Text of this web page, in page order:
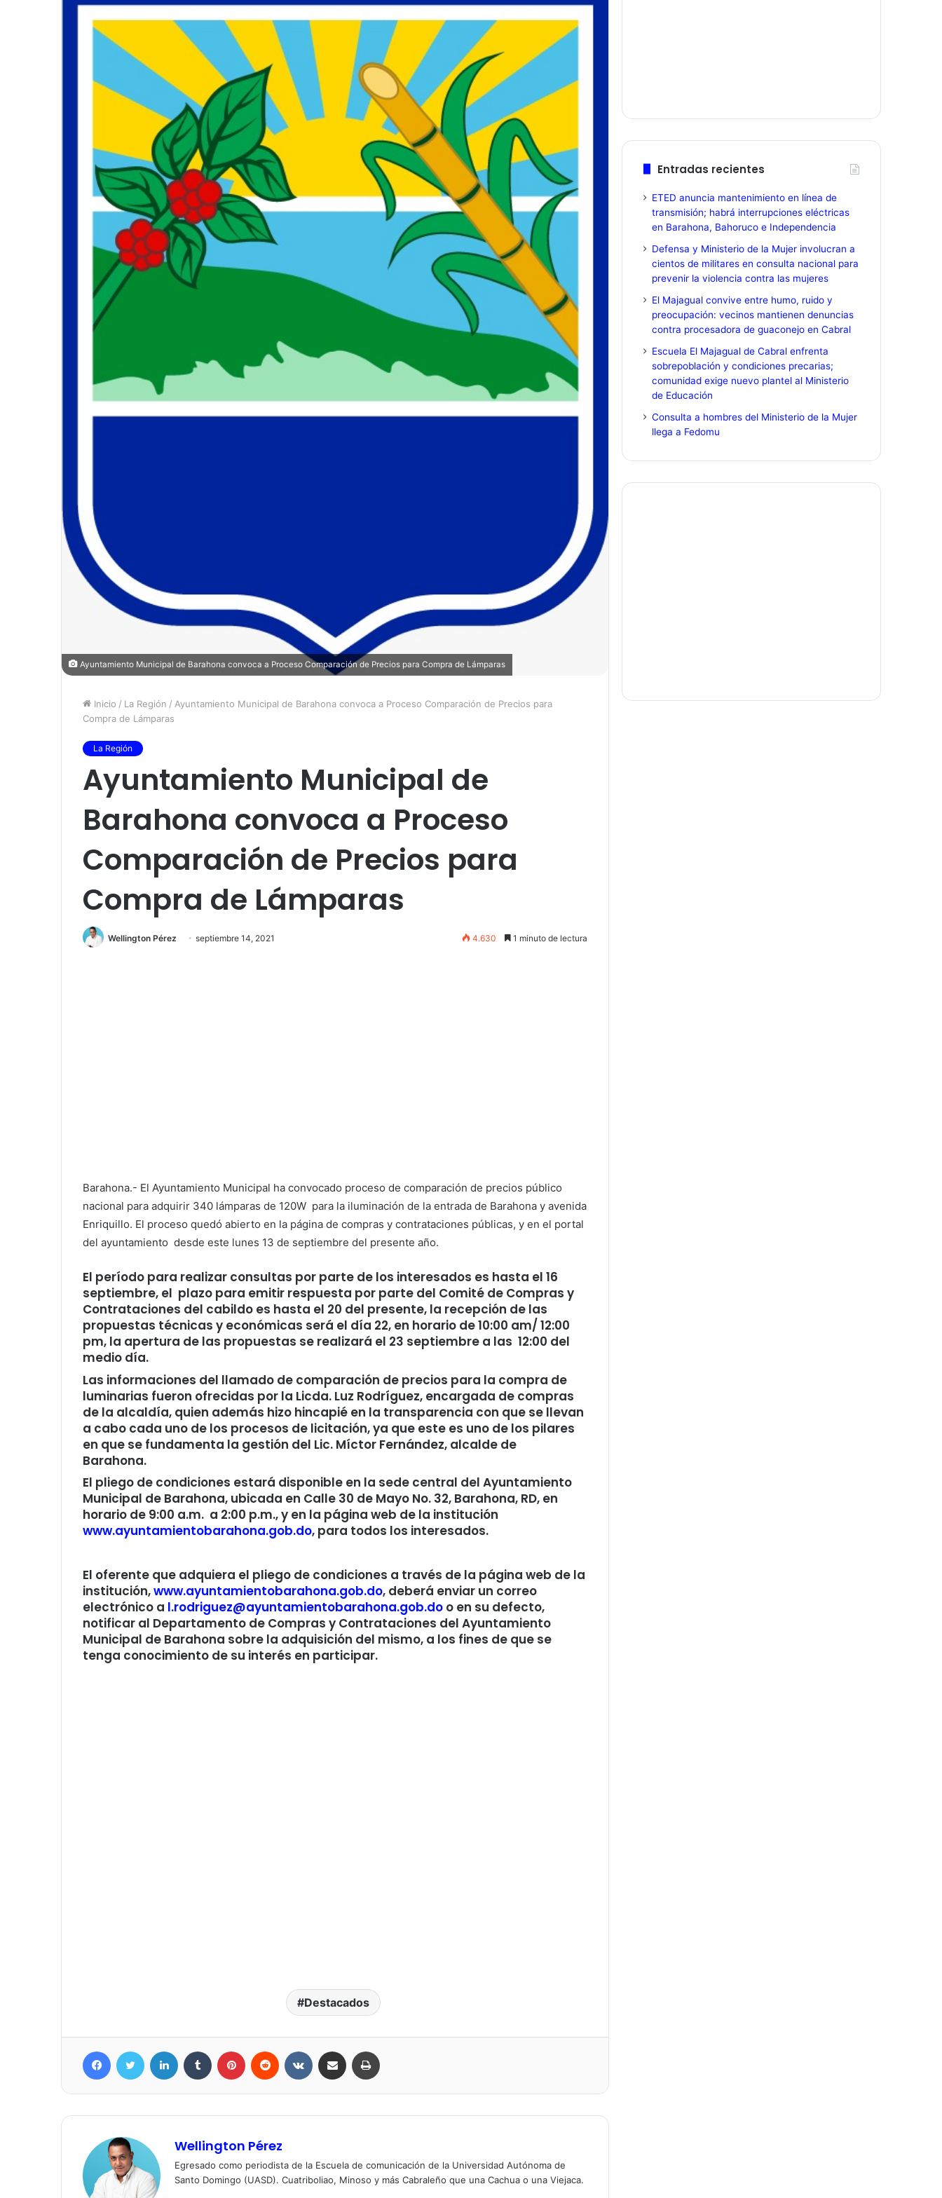
Ayuntamiento Municipal de Barahona convoca a Proceso Comparación de Precios para Compra de Lámparas
Inicio / La Región / Ayuntamiento Municipal de Barahona convoca a Proceso Comparación de Precios para
Compra de Lámparas
La Región
Ayuntamiento Municipal de
Barahona convoca a Proceso
Comparación de Precios para
Compra de Lámparas
Wellington Pérez septiembre 14, 2021 4.630 1 minuto de lectura
Barahona.- El Ayuntamiento Municipal ha convocado proceso de comparación de precios público
nacional para adquirir 340 lámparas de 120W para la iluminación de la entrada de Barahona y avenida
Enriquillo. El proceso quedó abierto en la página de compras y contrataciones públicas, y en el portal
del ayuntamiento desde este lunes 13 de septiembre del presente año.
El período para realizar consultas por parte de los interesados es hasta el 16
septiembre, el plazo para emitir respuesta por parte del Comité de Compras y
Contrataciones del cabildo es hasta el 20 del presente, la recepción de las
propuestas técnicas y económicas será el día 22, en horario de 10:00 am/ 12:00
pm, la apertura de las propuestas se realizará el 23 septiembre a las 12:00 del
medio día.
Las informaciones del llamado de comparación de precios para la compra de
luminarias fueron ofrecidas por la Licda. Luz Rodríguez, encargada de compras
de la alcaldía, quien además hizo hincapié en la transparencia con que se llevan
a cabo cada uno de los procesos de licitación, ya que este es uno de los pilares
en que se fundamenta la gestión del Lic. Míctor Fernández, alcalde de
Barahona.
El pliego de condiciones estará disponible en la sede central del Ayuntamiento
Municipal de Barahona, ubicada en Calle 30 de Mayo No. 32, Barahona, RD, en
horario de 9:00 a.m. a 2:00 p.m., y en la página web de la institución
www.ayuntamientobarahona.gob.do, para todos los interesados.
El oferente que adquiera el pliego de condiciones a través de la página web de la
institución,www.ayuntamientobarahona.gob.do, deberá enviar un correo
electrónico a l.rodriguez@ayuntamientobarahona.gob.do o en su defecto,
notificar al Departamento de Compras y Contrataciones del Ayuntamiento
Municipal de Barahona sobre la adquisición del mismo, a los fines de que se
tenga conocimiento de su interés en participar.
Destacados
FacebookTwitter LinkedIn Tumblr Pinterest Reddit VKontakteCompartir por correo electrónico
Wellington Pérez
Egresado como periodista de la Escuela de comunicación de la Universidad Autónoma de
Santo Domingo (UASD). Cuatriboliao, Minoso y más Cabraleño que una Cachua o una Viejaca.
Entradas recientes
ETED anuncia mantenimiento en línea de
transmisión; habrá interrupciones eléctricas
en Barahona, Bahoruco e Independencia
Defensa y Ministerio de la Mujer involucran a
cientos de militares en consulta nacional para
prevenir la violencia contra las mujeres
El Majagual convive entre humo, ruido y
preocupación: vecinos mantienen denuncias
contra procesadora de guaconejo en Cabral
Escuela El Majagual de Cabral enfrenta
sobrepoblación y condiciones precarias;
comunidad exige nuevo plantel al Ministerio
de Educación
Consulta a hombres del Ministerio de la Mujer
llega a Fedomu